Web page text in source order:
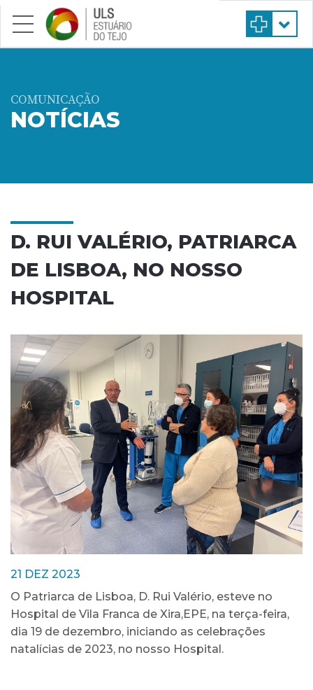
Saltar para conteúdo principal
COMUNICAÇÃO
NOTÍCIAS
D. RUI VALÉRIO, PATRIARCA
DE LISBOA, NO NOSSO
HOSPITAL
21 DEZ 2023
O Patriarca de Lisboa, D. Rui Valério, esteve no
Hospital de Vila Franca de Xira,EPE, na terça-feira,
dia 19 de dezembro, iniciando as celebrações
natalícias de 2023, no nosso Hospital.